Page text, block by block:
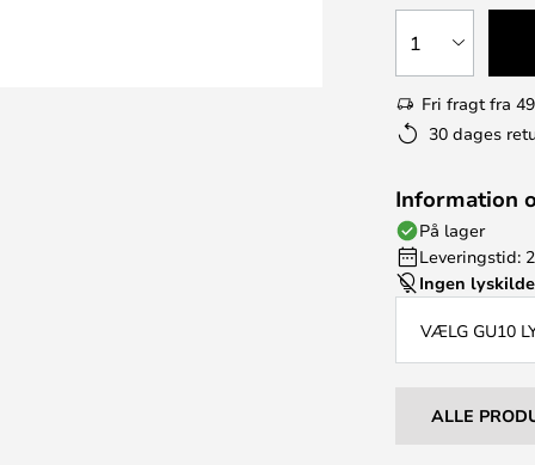
1
Fri fragt fra
30 dages
Information
På lager
Leveringstid:
Ingen lyskilde
VÆLG GU10
ALLE